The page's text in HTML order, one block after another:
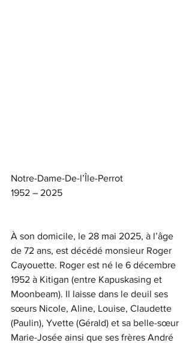
Notre-Dame-De-l’Île-Perrot
1952 – 2025
À son domicile, le 28 mai 2025, à l’âge
de 72 ans, est décédé monsieur Roger
Cayouette. Roger est né le 6 décembre
1952 à Kitigan (entre Kapuskasing et
Moonbeam). Il laisse dans le deuil ses
sœurs Nicole, Aline, Louise, Claudette
(Paulin), Yvette (Gérald) et sa belle-sœur
Marie-Josée ainsi que ses frères André